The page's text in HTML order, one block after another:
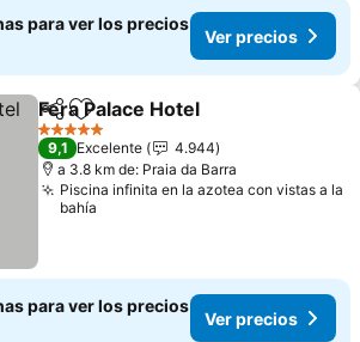
para ver los precios
Ver precios
CompartirAñadir a favoritos
Fera Palace Hotel
5 Estrellas
9,1 Excelente
4.944
a 3.8 km de: Praia da Barra
Piscina infinita en la azotea con vistas a la
bahía
para ver los precios
Ver precios